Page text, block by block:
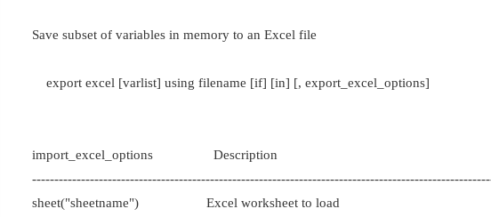
Save subset of variables in memory to an Excel file
export excel [varlist] using filename [if] [in] [, export_excel_options]
import_excel_options Description
sheet("sheetname") Excel worksheet to load